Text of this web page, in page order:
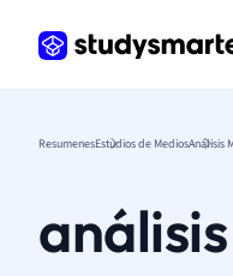
ResumenesEstudios de MediosAnálisis